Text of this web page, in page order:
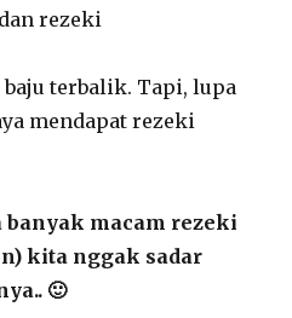
rezeki
baju terbalik. Tapi, lupa
mendapat rezeki
macam rezeki
kita nggak sadar
🙂